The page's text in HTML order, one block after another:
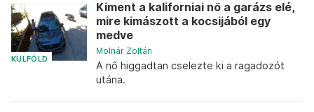
KÜLFÖLD
Kiment a kaliforniai nő a garázs elé,
mire kimászott a kocsijából egy
medve
Molnár Zoltán
A nő higgadtan cselezte ki a ragadozót
utána.